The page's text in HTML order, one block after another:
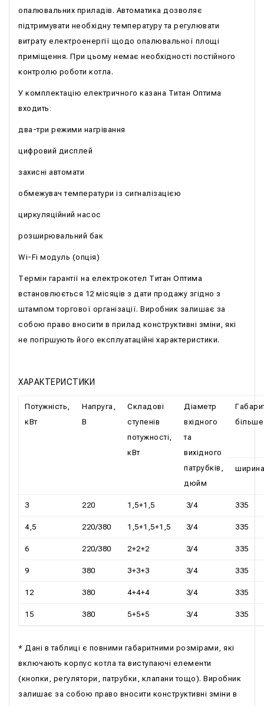
опалювальних приладів. Автоматика дозволяє
підтримувати необхідну температуру та регулювати
витрату електроенергії щодо опалювальної площі
приміщення. При цьому немає необхідності постійного
контролю роботи котла.
У комплектацію електричного казана Титан Оптима
входить:
два-три режими нагрівання
цифровий дисплей
захисні автомати
обмежувач температури із сигналізацією
циркуляційний насос
розширювальний бак
Wi-Fi модуль (опція)
Термін гарантії на електрокотел Титан Оптима
встановлюється 12 місяців з дати продажу згідно з
штампом торгової організації. Виробник залишає за
собою право вносити в прилад конструктивні зміни, які
не погіршують його експлуатаційні характеристики.
ХАРАКТЕРИСТИКИ
Потужність,
кВт
Напруга,
В
Складові
ступенів
потужності,
кВт
Діаметр
вхідного
та
вихідного
патрубків,
дюйм
ширина
3 220 1,5+1,5 3/4 335
4,5 220/380 1,5+1,5+1,5 3/4 335
6 220/380 2+2+2 3/4 335
9 380 3+3+3 3/4 335
12 380 4+4+4 3/4 335
15 380 5+5+5 3/4 335
* Дані в таблиці є повними габаритними розмірами, які
включають корпус котла та виступаючі елементи
(кнопки, регулятори, патрубки, клапани тощо). Виробник
залишає за собою право вносити конструктивні зміни в